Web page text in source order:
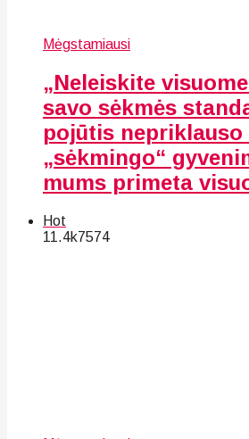
Mėgstamiausi
„Neleiskite
savo sėkmės
pojūtis nepriklauso
„sėkmingo“
mums primeta
Hot
11.4k7574